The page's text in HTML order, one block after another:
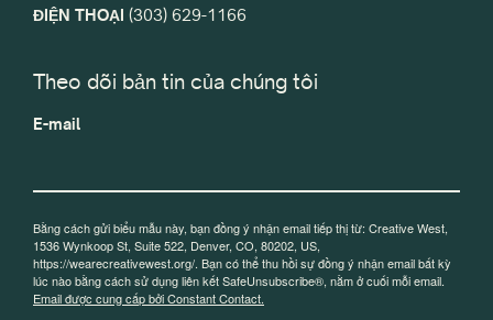
ĐIỆN THOẠI (303) 629-1166
Theo dõi bản tin của chúng tôi
E-mail
Bằng cách gửi biểu mẫu này, bạn đồng ý nhận email tiếp thị từ: Creative West,
1536 Wynkoop St, Suite 522, Denver, CO, 80202, US,
https://wearecreativewest.org/. Bạn có thể thu hồi sự đồng ý nhận email bất kỳ
lúc nào bằng cách sử dụng liên kết SafeUnsubscribe®, nằm ở cuối mỗi email.
Email được cung cấp bởi Constant Contact.